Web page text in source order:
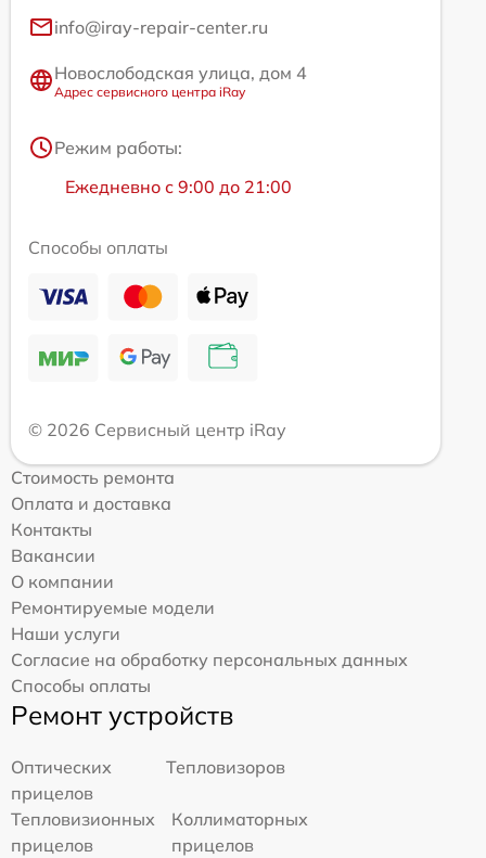
info@iray-repair-center.ru
Новослободская улица, дом 4
Адрес сервисного центра iRay
Режим работы:
Ежедневно с 9:00 до 21:00
Способы оплаты
© 2026 Сервисный центр iRay
Стоимость ремонта
Оплата и доставка
Контакты
Вакансии
О компании
Ремонтируемые модели
Наши услуги
Согласие на обработку персональных данных
Способы оплаты
Ремонт устройств
Оптических
прицелов
Тепловизоров
Тепловизионных
прицелов
Коллиматорных
прицелов